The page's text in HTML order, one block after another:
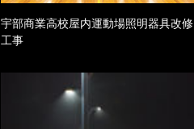
宇部商業高校屋内運動場照明器具改修
工事